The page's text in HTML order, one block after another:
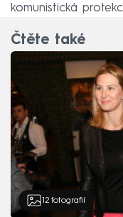
komunistická
Čtěte také
12 fotografií